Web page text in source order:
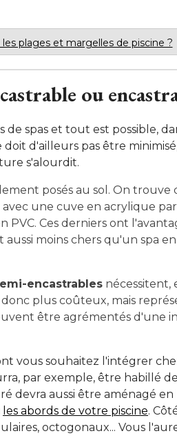
plages et margelles de piscine ?
ou
spas et tout est possible,
d'ailleurs pas être
s'alourdit.
posés au sol. On trouve
avec une cuve en acrylique
PVC. Ces derniers ont
moins chers qu'un spa
encastrables nécessitent,
plus coûteux, mais
être agrémentés d'une
vous souhaitez l'intégrer
par exemple, être habillé
devra aussi être aménagé
les abords de votre piscine.
octogonaux... Vous